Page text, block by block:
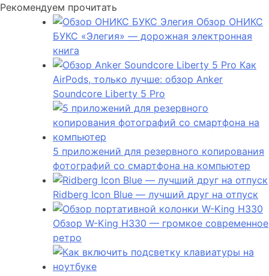
Рекомендуем прочитать
Обзор ОНИКС
БУКС «Элегия» — дорожная электронная
книга
Как
AirPods, только лучше: обзор Anker
Soundcore Liberty 5 Pro
5 приложений для резервного копирования
фотографий со смартфона на компьютер
Ridberg Icon Blue — лучший друг на отпуск
Обзор W-King H330 — громкое современное
ретро